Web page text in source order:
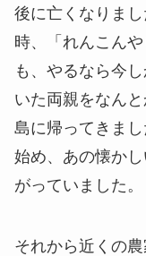
後に亡くなりま
時、「れんこん
も、やるなら今
いた両親をなん
島に帰ってきま
始め、あの懐か
がっていました。
それから近くの